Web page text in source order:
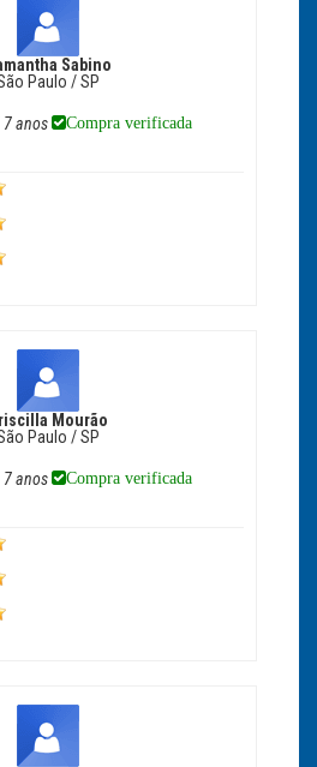
Sabino
Paulo / SP
7 anos Compra verificada
Mourão
Paulo / SP
7 anos Compra verificada